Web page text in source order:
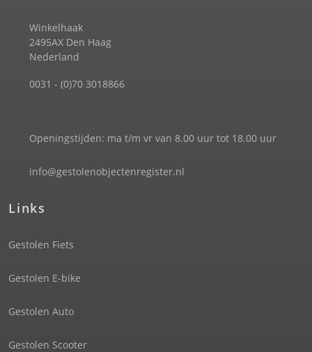
Winkelhaak
2495AX Den Haag
Nederland
0031 - (0)70 3018866
Openingstijden: ma t/m vr van 8.00 uur tot 18.00 uur
info@gestolenobjectenregister.nl
Links
Gestolen Fiets
Gestolen E-bike
Gestolen Auto
Gestolen Scooter